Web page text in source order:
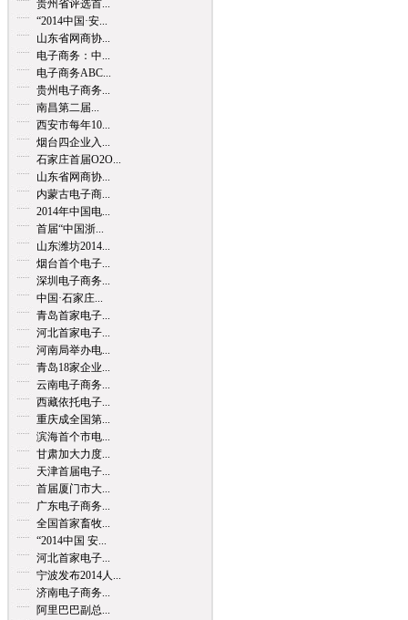
贵州省评选首...
“2014中国·安...
山东省网商协...
电子商务：中...
电子商务ABC...
贵州电子商务...
南昌第二届...
西安市每年10...
烟台四企业入...
石家庄首届O2O...
山东省网商协...
内蒙古电子商...
2014年中国电...
首届“中国浙...
山东潍坊2014...
烟台首个电子...
深圳电子商务...
中国·石家庄...
青岛首家电子...
河北首家电子...
河南局举办电...
青岛18家企业...
云南电子商务...
西藏依托电子...
重庆成全国第...
滨海首个市电...
甘肃加大力度...
天津首届电子...
首届厦门市大...
广东电子商务...
全国首家畜牧...
“2014中国 安...
河北首家电子...
宁波发布2014人...
济南电子商务...
阿里巴巴副总...